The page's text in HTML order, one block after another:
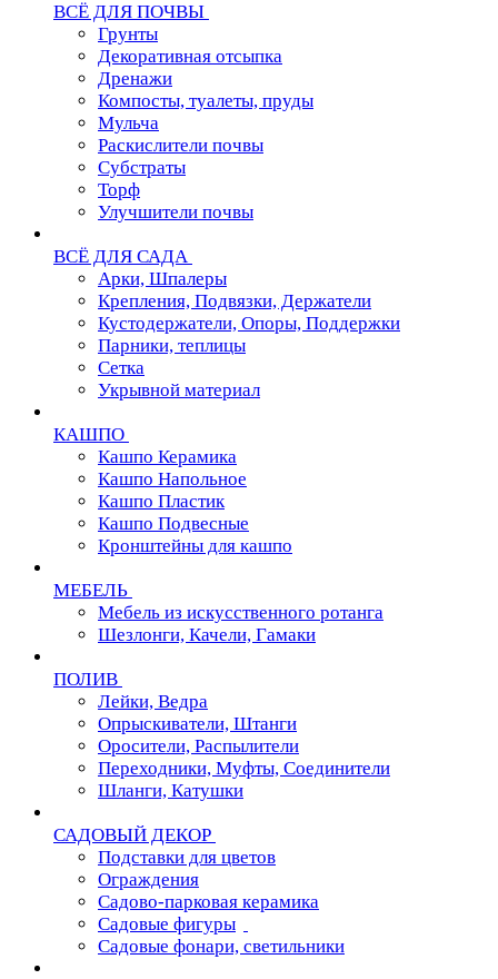
ВСЁ ДЛЯ ПОЧВЫ
Грунты
Декоративная отсыпка
Дренажи
Компосты, туалеты, пруды
Мульча
Раскислители почвы
Субстраты
Торф
Улучшители почвы
ВСЁ ДЛЯ САДА
Арки, Шпалеры
Крепления, Подвязки, Держатели
Кустодержатели, Опоры, Поддержки
Парники, теплицы
Сетка
Укрывной материал
КАШПО
Кашпо Керамика
Кашпо Напольное
Кашпо Пластик
Кашпо Подвесные
Кронштейны для кашпо
МЕБЕЛЬ
Мебель из искусственного ротанга
Шезлонги, Качели, Гамаки
ПОЛИВ
Лейки, Ведра
Опрыскиватели, Штанги
Оросители, Распылители
Переходники, Муфты, Соединители
Шланги, Катушки
САДОВЫЙ ДЕКОР
Подставки для цветов
Ограждения
Садово-парковая керамика
Садовые фигуры
Садовые фонари, светильники